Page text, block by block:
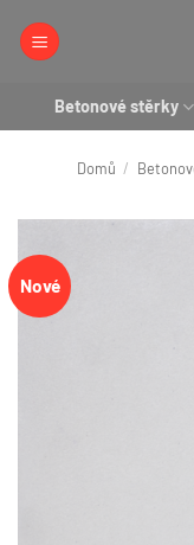
Betonové stěrky
Domů /
Nové